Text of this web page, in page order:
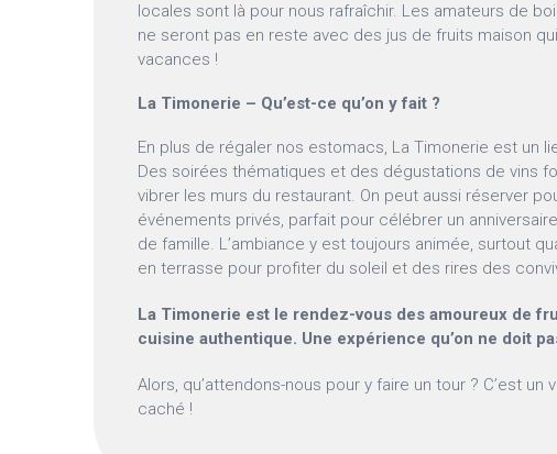
locales sont là pour nous rafraîchir. Les amateurs de
ne seront pas en reste avec des jus de fruits maison
vacances !
La Timonerie – Qu’est-ce qu’on y fait ?
En plus de régaler nos estomacs, La Timonerie est un
Des soirées thématiques et des dégustations de vins
vibrer les murs du restaurant. On peut aussi réserver
événements privés, parfait pour célébrer un
de famille. L’ambiance y est toujours animée, surtout
en terrasse pour profiter du soleil et des rires des
La Timonerie est le rendez-vous des amoureux de
cuisine authentique. Une expérience qu’on ne doit
Alors, qu’attendons-nous pour y faire un tour ? C’est un
caché !